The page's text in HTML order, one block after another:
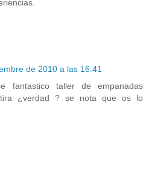
de 2010 a las 16:41
fantastico taller de empanadas
¿verdad ? se nota que os lo